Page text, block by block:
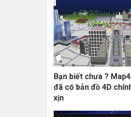
Bạn biết chưa ?
đã có bản đồ 4D
xịn